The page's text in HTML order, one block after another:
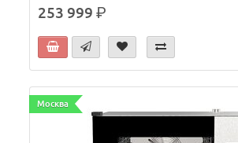
253 999р.
Москва